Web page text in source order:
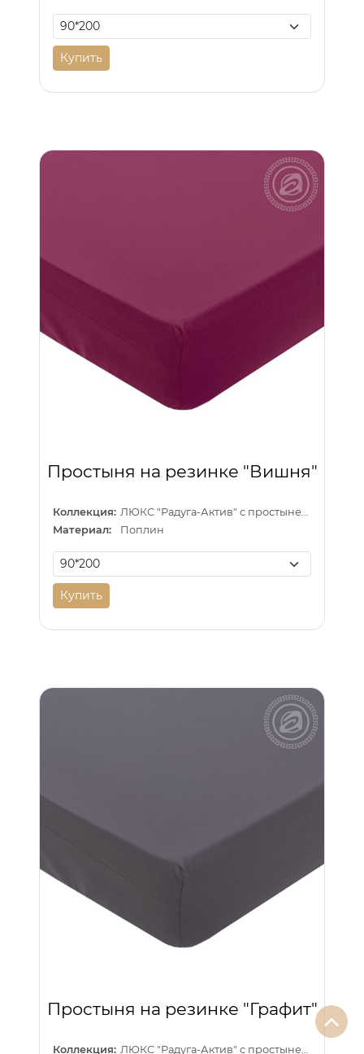
Купить
Простыня на резинке "Вишня"
Коллекция:
ЛЮКС "Радуга-Актив" с простыней на резинке
Материал:
Поплин
Купить
Простыня на резинке "Графит"
Коллекция: